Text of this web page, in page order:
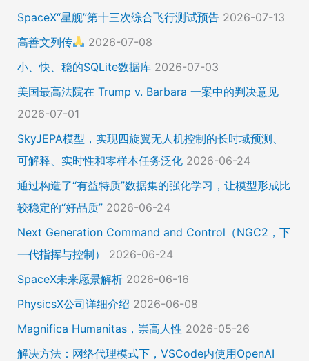
SpaceX“星舰”第十三次综合飞行测试预告 2026-07-13
高善文列传
2026-07-08
小、快、稳的SQLite数据库 2026-07-03
美国最高法院在 Trump v. Barbara 一案中的判决意见
2026-07-01
SkyJEPA模型，实现四旋翼无人机控制的长时域预测、
可解释、实时性和零样本任务泛化 2026-06-24
通过构造了“有益特质”数据集的强化学习，让模型形成比
较稳定的“好品质” 2026-06-24
Next Generation Command and Control（NGC2，下
一代指挥与控制）
2026-06-24
SpaceX未来愿景解析 2026-06-16
PhysicsX公司详细介绍 2026-06-08
Magnifica Humanitas，崇高人性 2026-05-26
解决方法：网络代理模式下，VSCode内使用OpenAI